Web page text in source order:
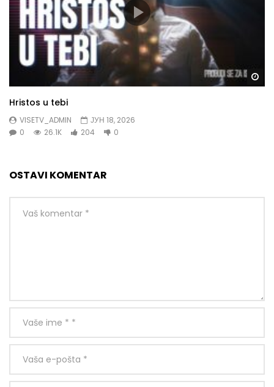
Hristos u tebi
VISETV_ADMIN
ЈУН 18, 2026
0
26.1K 204 0
OSTAVI KOMENTAR